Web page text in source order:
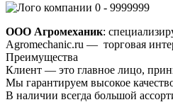
0 - 9999999
ООО Агромеханик:
Agromechanic.ru — торговая
Преимущества
Клиент — это главное лицо,
Мы гарантируем высокое
В наличии всегда большой